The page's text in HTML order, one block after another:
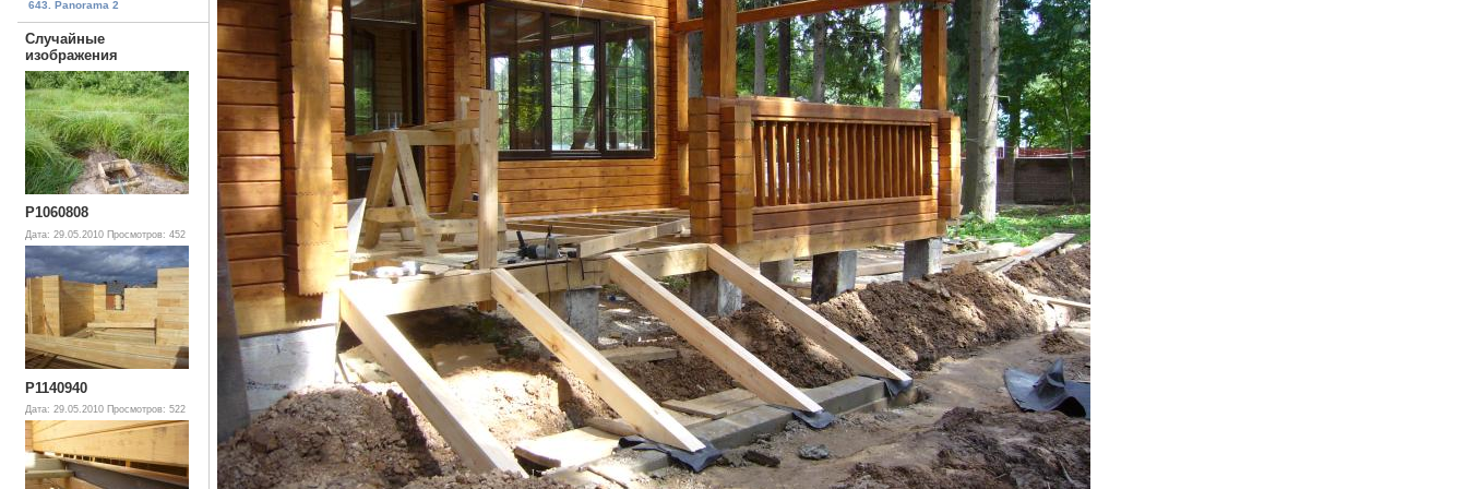
643. Panorama 2
Случайные
изображения
P1060808
Дата: 29.05.2010 Просмотров: 452
P1140940
Дата: 29.05.2010 Просмотров: 522